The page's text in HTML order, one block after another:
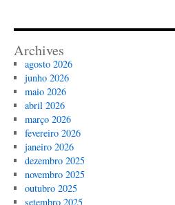
Archives
agosto 2026
junho 2026
maio 2026
abril 2026
março 2026
fevereiro 2026
janeiro 2026
dezembro 2025
novembro 2025
outubro 2025
setembro 2025